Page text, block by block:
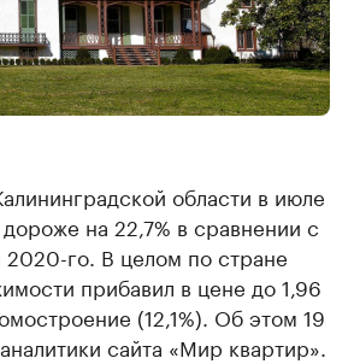
области в июле
на 22,7% в сравнении с
го. В целом по стране
прибавил в цене до 1,96
(12,1%). Об этом 19
сайта «Мир квартир».